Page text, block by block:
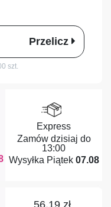
Przelicz
szt.
Express
Piątek 07.08
Zamów dzisiaj do
13:00
56,19 zł